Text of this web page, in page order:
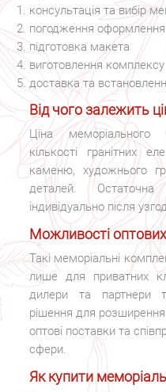
консультація та вибір
погодження оформлення
підготовка макета
виготовлення комплексу
доставка та
Від чого залежить
Ціна
кількості гранітних
каменю, художнього
деталей. Остаточна
індивідуально після
Можливості
Такі меморіальні
лише для приватних
дилери та партнери
рішення для
оптові поставки та
сфери.
Як купити